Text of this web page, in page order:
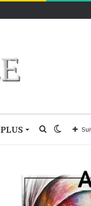
PLUS Switch
Rechercher